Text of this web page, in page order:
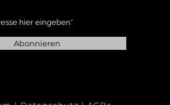
Abonnieren